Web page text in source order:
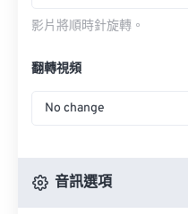
影片將順時針旋轉。
翻轉視頻
No change
音訊選項